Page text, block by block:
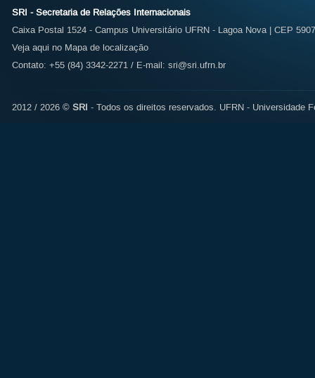
SRI - Secretaria de Relações Internacionais
Caixa Postal 1524 - Campus Universitário UFRN - Lagoa Nova | CEP
Veja aqui no Mapa de localização
Contato: +55 (84) 3342-2271 / E-mail: sri@sri.ufrn.br
2012 / 2026 © SRI - Todos os direitos reservados. UFRN - Universidade